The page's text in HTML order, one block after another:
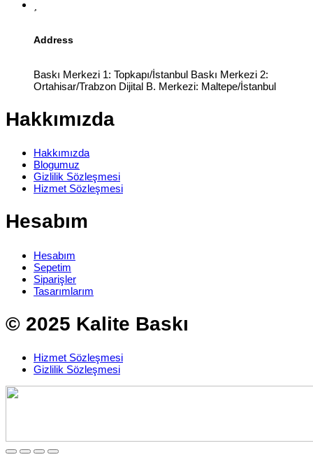
Address
Baskı Merkezi 1: Topkapı/İstanbul Baskı Merkezi 2:
Ortahisar/Trabzon Dijital B. Merkezi: Maltepe/İstanbul
Hakkımızda
Hakkımızda
Blogumuz
Gizlilik Sözleşmesi
Hizmet Sözleşmesi
Hesabım
Hesabım
Sepetim
Siparişler
Tasarımlarım
© 2025 Kalite Baskı
Hizmet Sözleşmesi
Gizlilik Sözleşmesi